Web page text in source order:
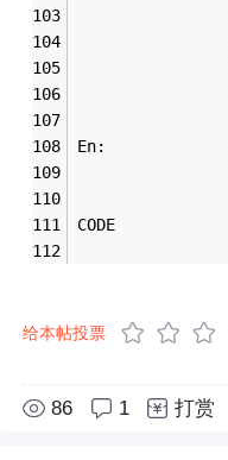
给本帖投票
86 1 打赏